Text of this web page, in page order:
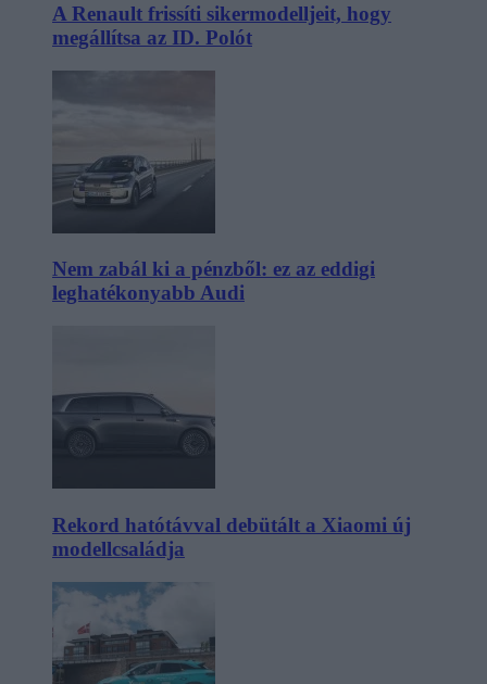
A Renault frissíti sikermodelljeit, hogy
megállítsa az ID. Polót
Nem zabál ki a pénzből: ez az eddigi
leghatékonyabb Audi
Rekord hatótávval debütált a Xiaomi új
modellcsaládja